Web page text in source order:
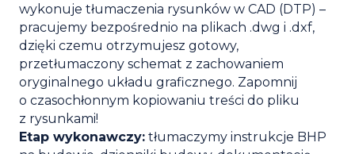
wykonuje tłumaczenia rysunków w CAD (DTP) –
pracujemy bezpośrednio na plikach .dwg i .dxf,
dzięki czemu otrzymujesz gotowy,
przetłumaczony schemat z zachowaniem
oryginalnego układu graficznego. Zapomnij
o czasochłonnym kopiowaniu treści do pliku
z rysunkami!
Etap wykonawczy: tłumaczymy instrukcje BHP